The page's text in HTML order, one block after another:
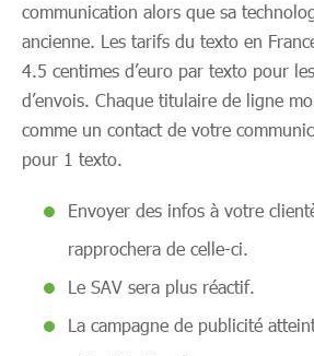
communication alors que sa
ancienne. Les tarifs du texto en
4.5 centimes d’euro par texto pour
d’envois. Chaque titulaire de ligne
comme un contact de votre
pour 1 texto.
Envoyer des infos à votre
rapprochera de celle-ci.
Le SAV sera plus réactif.
La campagne de publicité